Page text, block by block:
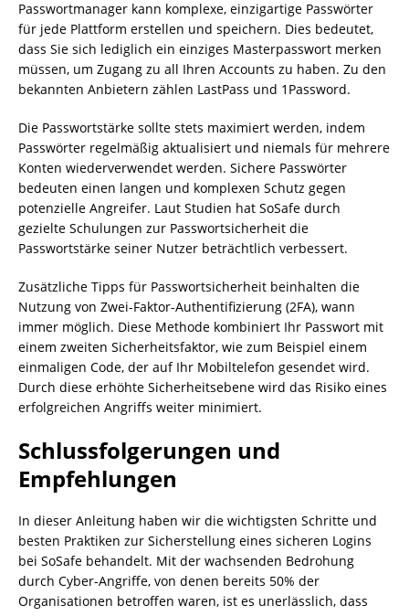
Passwortmanager kann komplexe, einzigartige Passwörter
für jede Plattform erstellen und speichern. Dies bedeutet,
dass Sie sich lediglich ein einziges Masterpasswort merken
müssen, um Zugang zu all Ihren Accounts zu haben. Zu den
bekannten Anbietern zählen LastPass und 1Password.
Die Passwortstärke sollte stets maximiert werden, indem
Passwörter regelmäßig aktualisiert und niemals für mehrere
Konten wiederverwendet werden. Sichere Passwörter
bedeuten einen langen und komplexen Schutz gegen
potenzielle Angreifer. Laut Studien hat SoSafe durch
gezielte Schulungen zur Passwortsicherheit die
Passwortstärke seiner Nutzer beträchtlich verbessert.
Zusätzliche Tipps für Passwortsicherheit beinhalten die
Nutzung von Zwei-Faktor-Authentifizierung (2FA), wann
immer möglich. Diese Methode kombiniert Ihr Passwort mit
einem zweiten Sicherheitsfaktor, wie zum Beispiel einem
einmaligen Code, der auf Ihr Mobiltelefon gesendet wird.
Durch diese erhöhte Sicherheitsebene wird das Risiko eines
erfolgreichen Angriffs weiter minimiert.
Schlussfolgerungen und
Empfehlungen
In dieser Anleitung haben wir die wichtigsten Schritte und
besten Praktiken zur Sicherstellung eines sicheren Logins
bei SoSafe behandelt. Mit der wachsenden Bedrohung
durch Cyber-Angriffe, von denen bereits 50% der
Organisationen betroffen waren, ist es unerlässlich, dass